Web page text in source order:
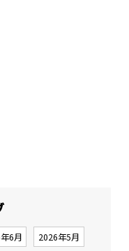
6月 2026年5月